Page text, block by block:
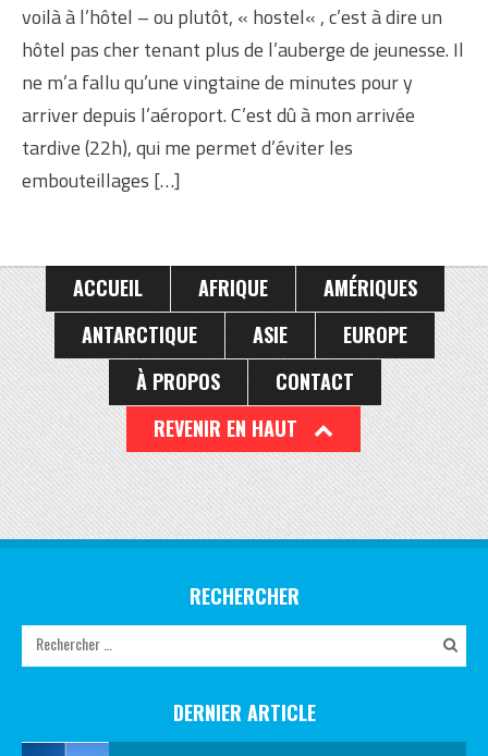
voilà à l’hôtel – ou plutôt, « hostel« , c’est à dire un
hôtel pas cher tenant plus de l’auberge de jeunesse. Il
ne m’a fallu qu’une vingtaine de minutes pour y
arriver depuis l’aéroport. C’est dû à mon arrivée
tardive (22h), qui me permet d’éviter les
embouteillages […]
ACCUEIL AFRIQUE
AMÉRIQUES
ANTARCTIQUE
ASIE
EUROPE
À PROPOS
CONTACT
REVENIR EN HAUT
RECHERCHER
DERNIER ARTICLE